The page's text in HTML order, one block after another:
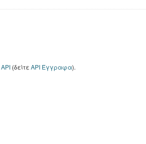
API(δείτεAPI Έγγραφα).